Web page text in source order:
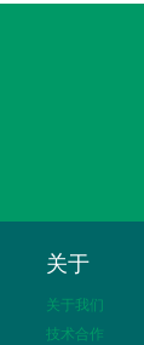
关于
关于我们
技术合作